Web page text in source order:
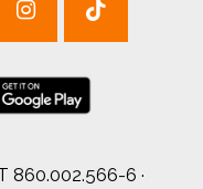
860.002.566-6 ·